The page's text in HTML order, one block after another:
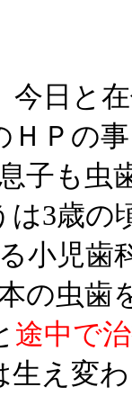
今日と
ＨＰの
子も虫
は3歳の
小児歯
の虫歯
途中で
生え変